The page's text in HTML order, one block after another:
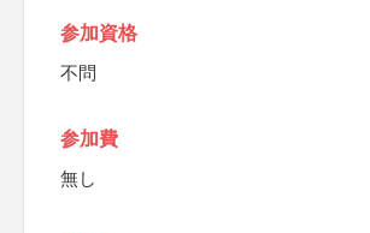
参加資格
不問
参加費
無し